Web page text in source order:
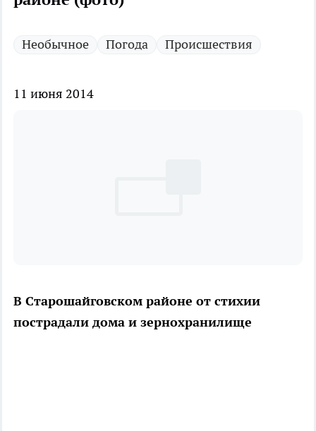
Необычное Погода Происшествия
11 июня 2014
В Старошайговском районе от стихии
пострадали дома и зернохранилище